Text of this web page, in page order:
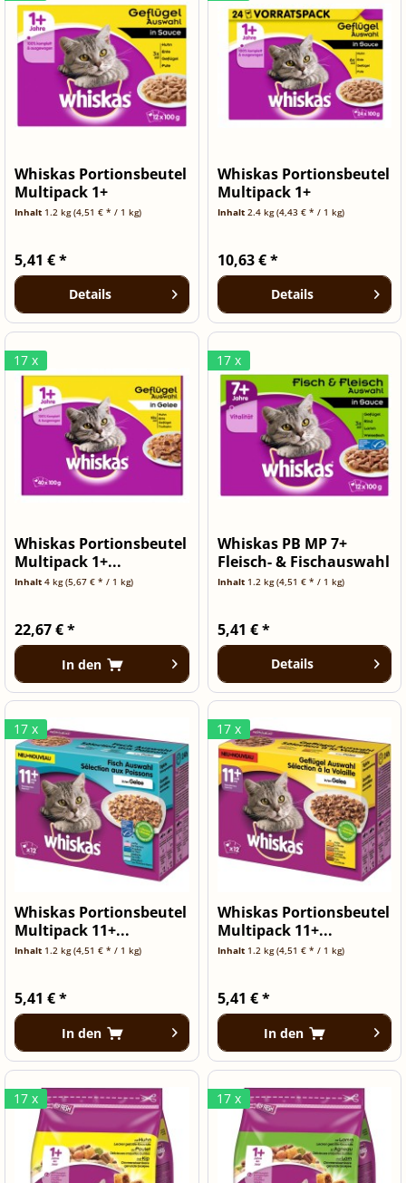
Whiskas Portionsbeutel
Multipack 1+
Geflügelauswa
Inhalt 1.2 kg(4,51 € * / 1 kg)
5,41 € *
Details
Whiskas Portionsbeutel
Multipack 1+
Geflügelauswa
Inhalt 2.4 kg(4,43 € * / 1 kg)
10,63 € *
Details
17 x
Whiskas Portionsbeutel
Multipack 1+...
Inhalt4 kg(5,67 € * / 1 kg)
22,67 € *
In den
17 x
Whiskas PB MP 7+
Fleisch- & Fischauswahl
12x100g
Inhalt 1.2 kg(4,51 € * / 1 kg)
5,41 € *
Details
17 x
Whiskas Portionsbeutel
Multipack 11+...
Inhalt 1.2 kg(4,51 € * / 1 kg)
5,41 € *
In den
17 x
Whiskas Portionsbeutel
Multipack 11+...
Inhalt 1.2 kg(4,51 € * / 1 kg)
5,41 € *
In den
17 x 17 x